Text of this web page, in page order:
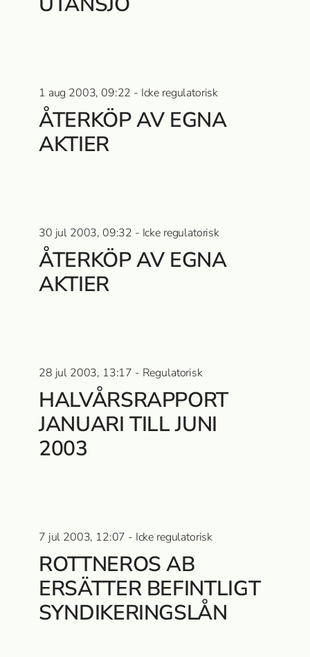
1 aug 2003, 09:22 - Icke regulatorisk
ÅTERKÖP AV EGNA
AKTIER
30 jul 2003, 09:32 - Icke regulatorisk
ÅTERKÖP AV EGNA
AKTIER
28 jul 2003, 13:17 - Regulatorisk
HALVÅRSRAPPORT
JANUARI TILL JUNI
2003
7 jul 2003, 12:07 - Icke regulatorisk
ROTTNEROS AB
ERSÄTTER BEFINTLIGT
SYNDIKERINGSLÅN